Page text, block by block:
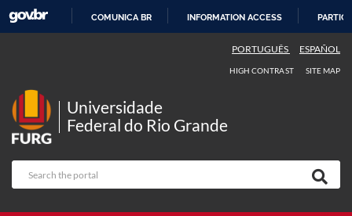
COMUNICA BR INFORMATION ACCESS
PORTUGUÊS ESPAÑOL
HIGH CONTRAST SITE MAP
Universidade
Federal do Rio Grande